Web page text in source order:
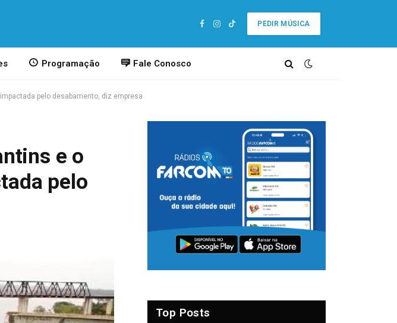
Facebook
Instagram
TikTok
PEDIR MÚSICA
Programação Fale Conosco
pelo desabamento, diz empresa
e o
pelo
Top Posts